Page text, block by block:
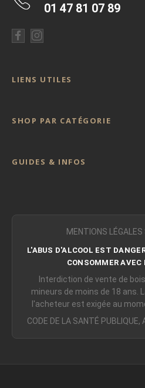
01 47 81 07 89
LIENS UTILES
SHOP PAR CATÉGORIE
GUIDES & INFOS
MENTIONS LÉGALES
L'ABUS D'ALCOOL EST
CONSOMMER AVEC
Interdiction de vente de
mineurs de moins de 18 ans.
l'acheteur est exigée au
CODE DE LA SANTÉ